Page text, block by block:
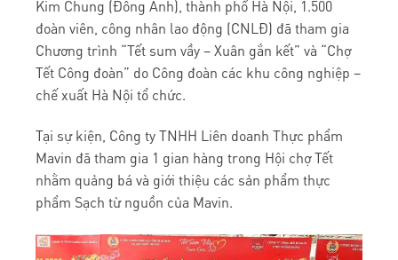
Kim Chung (Đông Anh), thành phố Hà Nội, 1.500
đoàn viên, công nhân lao động (CNLĐ) đã tham gia
Chương trình “Tết sum vầy – Xuân gắn kết” và “Chợ
Tết Công đoàn” do Công đoàn các khu công nghiệp –
chế xuất Hà Nội tổ chức.
Tại sự kiện, Công ty TNHH Liên doanh Thực phẩm
Mavin đã tham gia 1 gian hàng trong Hội chợ Tết
nhằm quảng bá và giới thiệu các sản phẩm thực
phẩm Sạch từ nguồn của Mavin.